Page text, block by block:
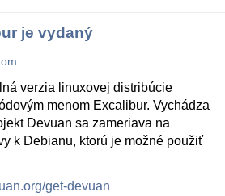
je vydaný
verzia linuxovej distribúcie
menom Excalibur. Vychádza
Devuan sa zameriava na
k Debianu, ktorú je možné použiť
get-devuan